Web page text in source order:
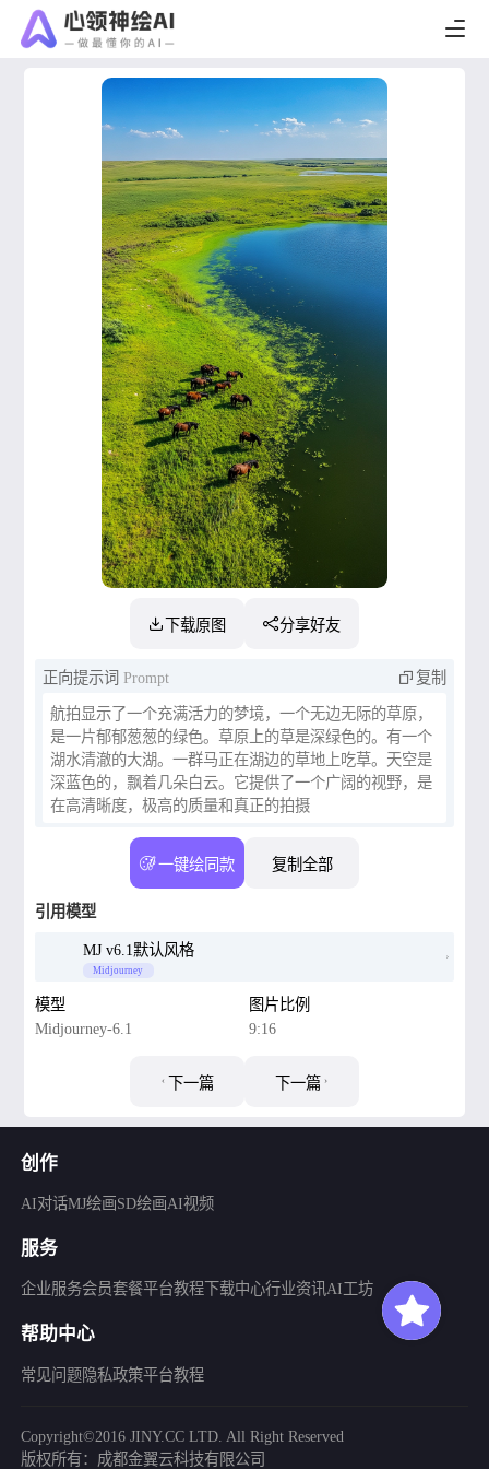
下载原图 分享好友
正向提示词 Prompt 复制
航拍显示了一个充满活力的梦境，一个无边无际的草原，
是一片郁郁葱葱的绿色。草原上的草是深绿色的。有一个
湖水清澈的大湖。一群马正在湖边的草地上吃草。天空是
深蓝色的，飘着几朵白云。它提供了一个广阔的视野，是
在高清晰度，极高的质量和真正的拍摄
一键绘同款 复制全部
引用模型
MJ v6.1默认风格
Midjourney
模型
Midjourney-6.1
图片比例
9:16
下一篇 下一篇
创作
AI对话MJ绘画SD绘画AI视频
服务
企业服务会员套餐平台教程 下载中心行业资讯AI工坊
帮助中心
常见问题隐私政策平台教程
Copyright©2016 JINY.CC LTD. All Right Reserved
版权所有：成都金翼云科技有限公司